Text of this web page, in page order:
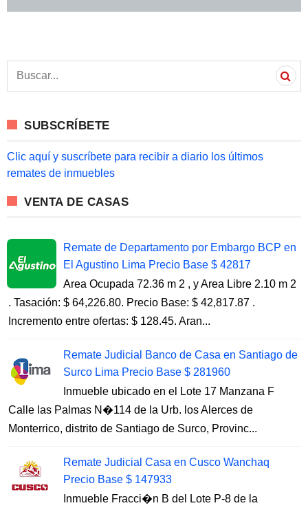
a
h
o
:
SUBSCRÍBETE
Clic aquí y suscríbete para recibir a diario los últimos
remates de inmuebles
VENTA DE CASAS
Remate de Departamento por Embargo BCP en
El Agustino Lima Precio Base $ 42817
Area Ocupada 72.36 m 2 , y Area Libre 2.10 m 2
. Tasación: $ 64,226.80. Precio Base: $ 42,817.87 .
Incremento entre ofertas: $ 128.45. Aran...
Remate Judicial Banco de Casa en Santiago de
Surco Lima Precio Base $ 281960
Inmueble ubicado en el Lote 17 Manzana F
Calle las Palmas N�114 de la Urb. los Alerces de
Monterrico, distrito de Santiago de Surco, Provinc...
Remate Judicial Casa en Cusco Wanchaq
Precio Base $ 147933
Inmueble Fracci�n B del Lote P-8 de la